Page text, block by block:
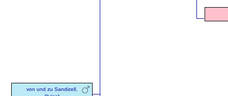
von und zu Sandizell,